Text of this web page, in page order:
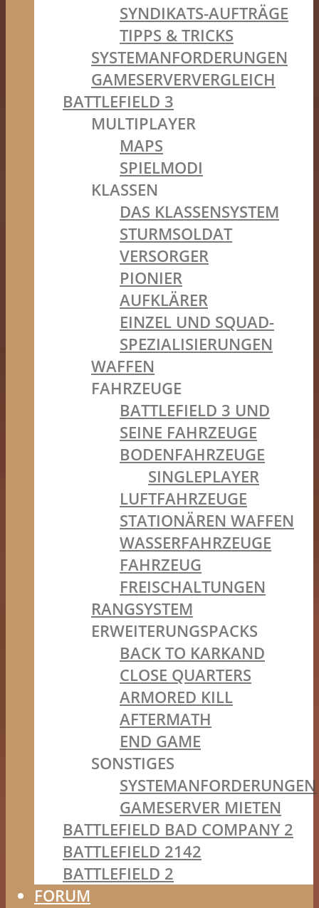
SYNDIKATS-AUFTRÄGE
TIPPS & TRICKS
SYSTEMANFORDERUNGEN
GAMESERVERVERGLEICH
BATTLEFIELD 3
MULTIPLAYER
MAPS
SPIELMODI
KLASSEN
DAS KLASSENSYSTEM
STURMSOLDAT
VERSORGER
PIONIER
AUFKLÄRER
EINZEL UND SQUAD-
SPEZIALISIERUNGEN
WAFFEN
FAHRZEUGE
BATTLEFIELD 3 UND
SEINE FAHRZEUGE
BODENFAHRZEUGE
SINGLEPLAYER
LUFTFAHRZEUGE
STATIONÄREN WAFFEN
WASSERFAHRZEUGE
FAHRZEUG
FREISCHALTUNGEN
RANGSYSTEM
ERWEITERUNGSPACKS
BACK TO KARKAND
CLOSE QUARTERS
ARMORED KILL
AFTERMATH
END GAME
SONSTIGES
SYSTEMANFORDERUNGEN
GAMESERVER MIETEN
BATTLEFIELD BAD COMPANY 2
BATTLEFIELD 2142
BATTLEFIELD 2
FORUM